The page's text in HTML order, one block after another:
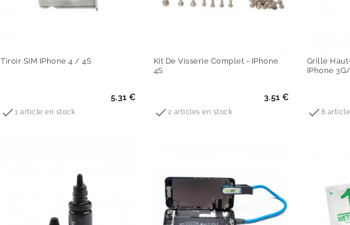
Tiroir SIM IPhone 4 / 4S
5.31 €
 1 article en stock
Kit De Visserie Complet - IPhone
4S
3.51 €
 2 articles en stock
Grille
IPhone
 8